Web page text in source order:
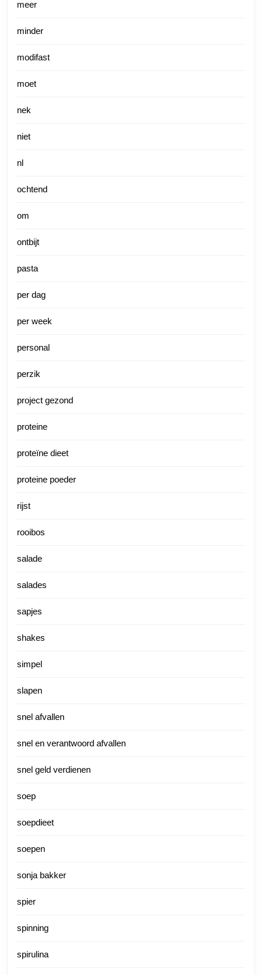
meer
minder
modifast
moet
nek
niet
nl
ochtend
om
ontbijt
pasta
per dag
per week
personal
perzik
project gezond
proteine
proteïne dieet
proteine poeder
rijst
rooibos
salade
salades
sapjes
shakes
simpel
slapen
snel afvallen
snel en verantwoord afvallen
snel geld verdienen
soep
soepdieet
soepen
sonja bakker
spier
spinning
spirulina